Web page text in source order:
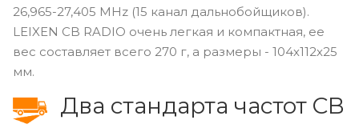
26,965-27,405 MHz (15 канал дальнобойщиков).
LEIXEN CB RADIO очень легкая и компактная, ее
вес составляет всего 270 г, а размеры - 104х112х25
мм.
Два стандарта частот CB